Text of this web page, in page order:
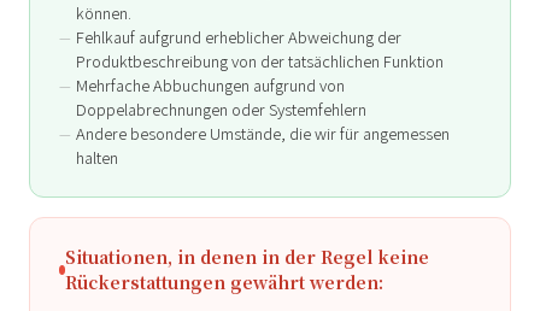
können.
Fehlkauf aufgrund erheblicher Abweichung der
Produktbeschreibung von der tatsächlichen Funktion
Mehrfache Abbuchungen aufgrund von
Doppelabrechnungen oder Systemfehlern
Andere besondere Umstände, die wir für angemessen
halten
Situationen, in denen in der Regel keine
Rückerstattungen gewährt werden: